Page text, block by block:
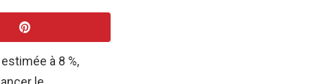
à 8 %,